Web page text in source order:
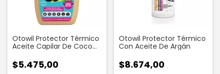
Otowil Protector Térmico
Aceite Capilar De Coco
$5.475,00
Otowil Protector Térmico
Con Aceite De Argán
$8.674,00